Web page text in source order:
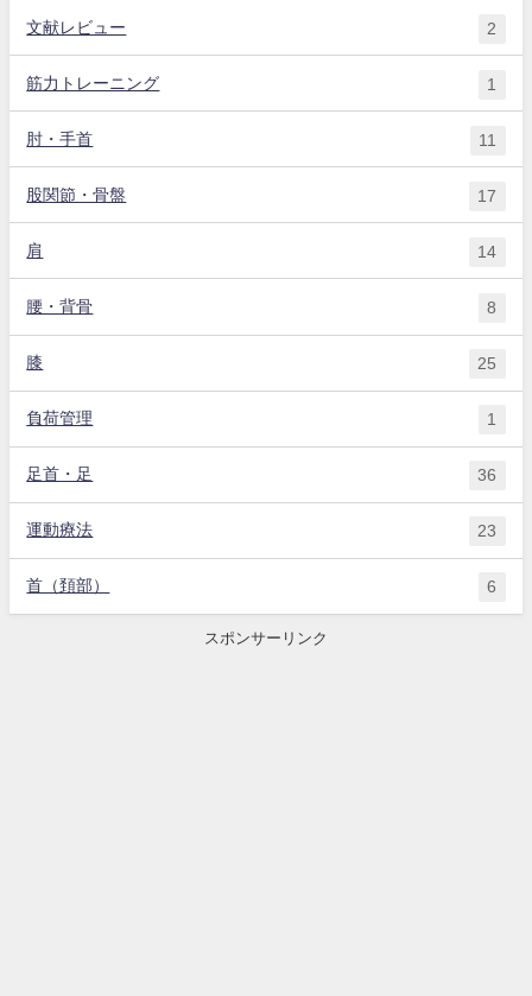
文献レビュー 2
筋力トレーニング 1
肘・手首 11
股関節・骨盤 17
肩 14
腰・背骨 8
膝 25
負荷管理 1
足首・足 36
運動療法 23
首（頚部） 6
スポンサーリンク